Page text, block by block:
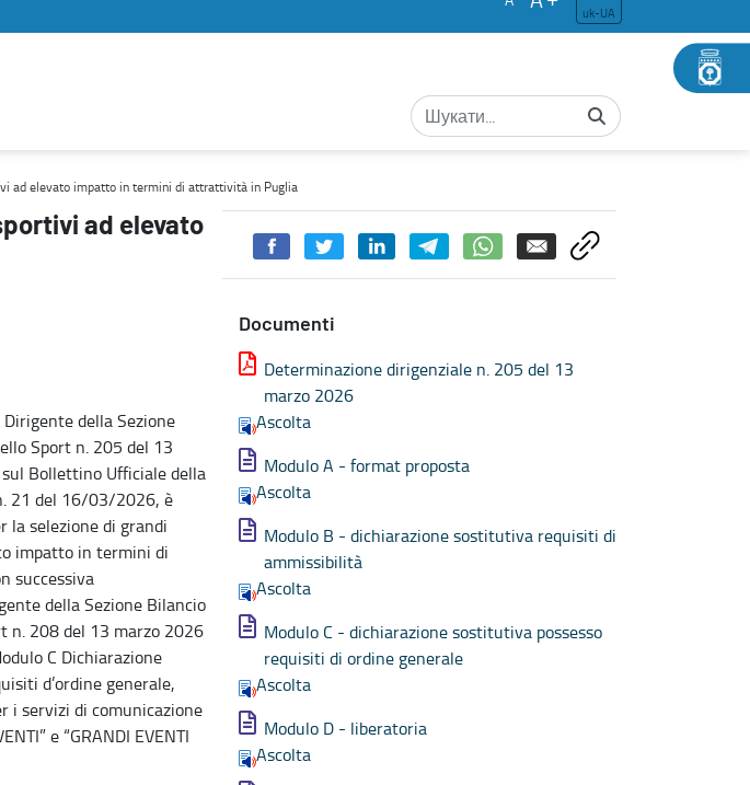
uk-UA
in Puglia - Puglia Sportiva
ad elevato impatto in termini di attrattività in Puglia
ad elevato
della Sezione
Sport n. 205 del 13
Bollettino Ufficiale della
21 del 16/03/2026, è
la selezione di grandi
impatto in termini di
successiva
della Sezione Bilancio
n. 208 del 13 marzo 2026
C Dichiarazione
d’ordine generale,
i servizi di comunicazione
e “GRANDI EVENTI
Documenti
Determinazione dirigenziale n. 205 del 13
marzo 2026
Ascolta
Modulo A - format proposta
Ascolta
Modulo B - dichiarazione sostitutiva requisiti di
ammissibilità
Ascolta
Modulo C - dichiarazione sostitutiva possesso
requisiti di ordine generale
Ascolta
Modulo D - liberatoria
Ascolta